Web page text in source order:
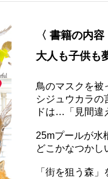
〈 書籍の内容
大人も子供も
鳥のマスクを被
シジュウカラの
ドは…「見間違
25mプールが水
どこかなつか
「街を狙う森」